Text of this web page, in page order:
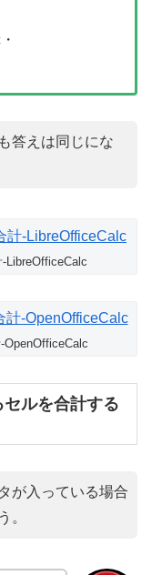
答えは同じにな
LibreOfficeCalc
OpenOfficeCalc
ルを合計する
が入っている場合
。